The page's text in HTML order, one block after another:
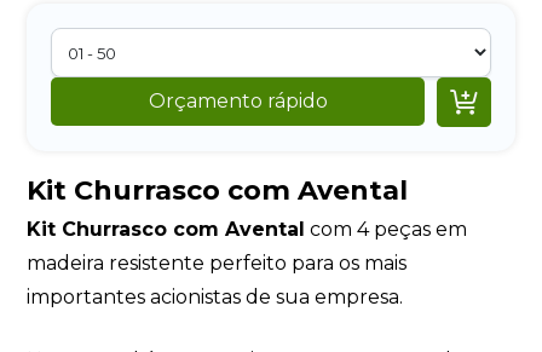
Orçamento rápido 
Kit Churrasco com Avental
Kit Churrasco com Avental com 4 peças em
madeira resistente perfeito para os mais
importantes acionistas de sua empresa.